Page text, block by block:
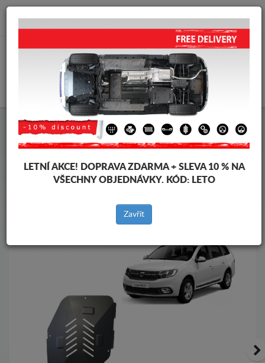
info@krytpodmotor.com
Kryt pod motor Dacia Kryt pod motor Dacia Logan II
vozidel
Značky vozidel
Zpět na produkty
LETNÍ AKCE! DOPRAVA ZDARMA + SLEVA 10 % NA
VŠECHNY OBJEDNÁVKY. KÓD: LETO
Zavřít